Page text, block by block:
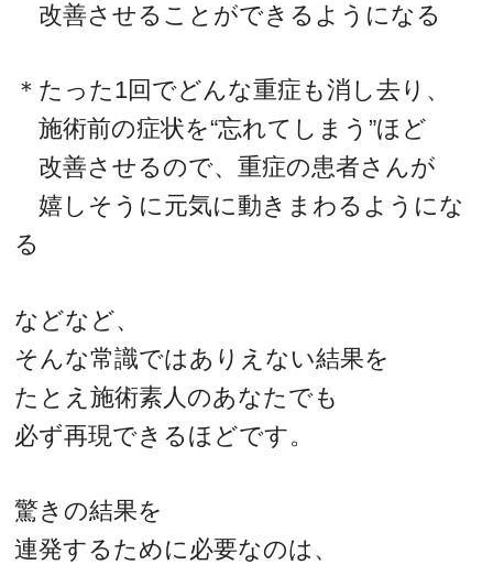
改善させることができるようになる
＊たった1回でどんな重症も消し去り、
施術前の症状を“忘れてしまう”ほど
改善させるので、重症の患者さんが
嬉しそうに元気に動きまわるようにな
る
などなど、
そんな常識ではありえない結果を
たとえ施術素人のあなたでも
必ず再現できるほどです。
驚きの結果を
連発するために必要なのは、